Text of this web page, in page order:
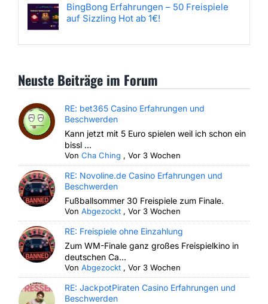
BingBong Erfahrungen – 50 Freispiele
auf Sizzling Hot ab 1€!
Neuste Beiträge im Forum
RE: bet365 Casino Erfahrungen und
Beschwerden
Kann jetzt mit 5 Euro spielen weil ich schon ein
bissl ...
VonCha Ching ,Vor 3 Wochen
RE: Novoline.de Casino Erfahrungen und
Beschwerden
Fußballsommer 30 Freispiele zum Finale.
VonAbgezockt ,Vor 3 Wochen
RE: Freispiele ohne Einzahlung
Zum WM-Finale ganz großes Freispielkino in
deutschen Ca...
VonAbgezockt ,Vor 3 Wochen
RE: JackpotPiraten Casino Erfahrungen und
Beschwerden